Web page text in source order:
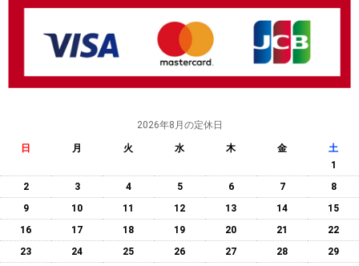
2026年8月の定休日
日 月 火 水 木 金
土
1
2
3 4 5 6 7
8
9
10 11 12 13 14
15
16
17 18 19 20 21
22
23
24 25 26 27 28
29